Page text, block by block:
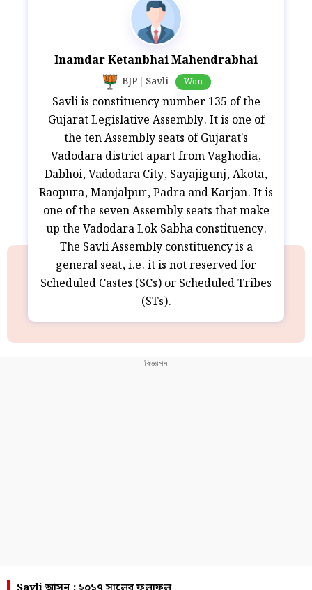
Inamdar Ketanbhai Mahendrabhai
BJP Savli Won
Savli is constituency number 135 of the
Gujarat Legislative Assembly. It is one of
the ten Assembly seats of Gujarat's
Vadodara district apart from Vaghodia,
Dabhoi, Vadodara City, Sayajigunj, Akota,
Raopura, Manjalpur, Padra and Karjan. It is
one of the seven Assembly seats that make
up the Vadodara Lok Sabha constituency.
The Savli Assembly constituency is a
general seat, i.e. it is not reserved for
Scheduled Castes (SCs) or Scheduled Tribes
(STs).